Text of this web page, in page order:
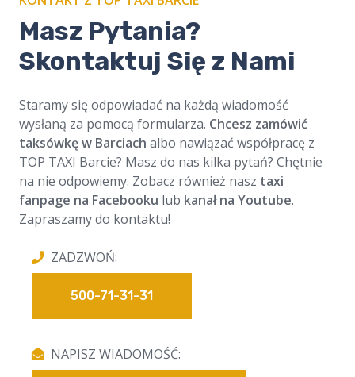
Masz Pytania?
Skontaktuj Się z Nami
Staramy się odpowiadać na każdą wiadomość
wysłaną za pomocą formularza. Chcesz zamówić
taksówkę w Barciach albo nawiązać współpracę z
TOP TAXI Barcie? Masz do nas kilka pytań? Chętnie
na nie odpowiemy. Zobacz również nasz taxi
fanpage na Facebooku lub kanał na Youtube.
Zapraszamy do kontaktu!
ZADZWOŃ:
500-71-31-31
NAPISZ WIADOMOŚĆ: